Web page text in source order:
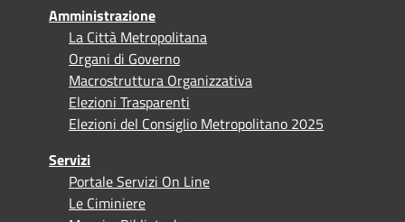
Amministrazione
La Città Metropolitana
Organi di Governo
Macrostruttura Organizzativa
Elezioni Trasparenti
Elezioni del Consiglio Metropolitano 2025
Servizi
Portale Servizi On Line
Le Ciminiere